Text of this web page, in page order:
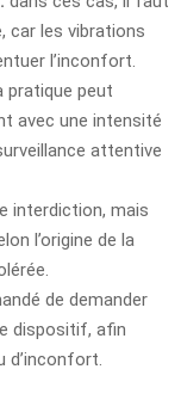
car les vibrations
l’inconfort.
pratique peut
avec une intensité
attentive
interdiction, mais
l’origine de la
de demander
dispositif, afin
d’inconfort.